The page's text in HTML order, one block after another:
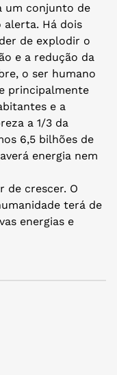
um conjunto de
alerta. Há dois
de explodir o
e a redução da
o ser humano
principalmente
e a
a 1/3 da
6,5 bilhões de
energia nem
de crescer. O
terá de
energias e